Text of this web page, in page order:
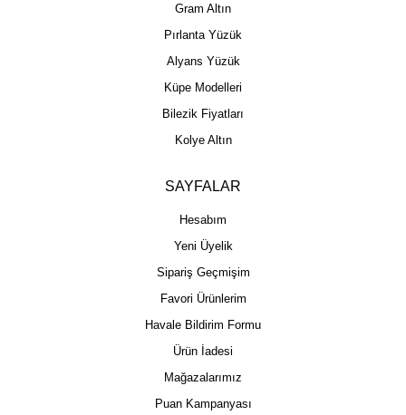
Gram Altın
Pırlanta Yüzük
Alyans Yüzük
Küpe Modelleri
Bilezik Fiyatları
Kolye Altın
SAYFALAR
Hesabım
Yeni Üyelik
Sipariş Geçmişim
Favori Ürünlerim
Havale Bildirim Formu
Ürün İadesi
Mağazalarımız
Puan Kampanyası